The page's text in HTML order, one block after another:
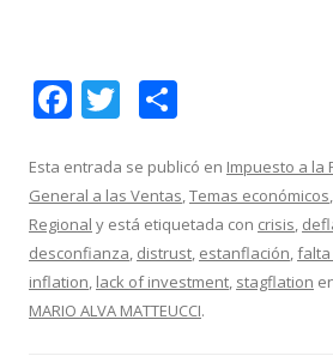
F
e
b
o
o
k
T
itt
er
m
p
ar
ti
r
Esta entrada se publicó en Impuesto a la
General a las Ventas,Temas económicos,
Regional y está etiquetada con crisis,
desconfianza, distrust, estanflación,falta
inflation, lack of investment, stagflation
MARIO ALVA MATTEUCCI.